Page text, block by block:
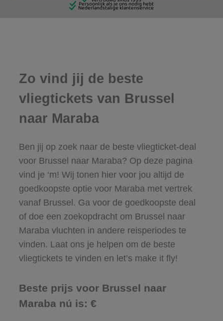
Zo vind jij de beste
vliegtickets van Brussel
naar Maraba
Ben jij op zoek naar de beste vliegticket-deal
voor Brussel naar Maraba? Op deze pagina
vind je ‘m! Wij tonen hier voor jou altijd de
goedkoopste optie voor Maraba met vertrek
vanaf Brussel. Ga voor de goedkoopste deal
of doe een zoekopdracht om Brussel naar
Maraba vluchten in andere reisperiodes te
vinden. Laat ons je helpen om de beste
vliegtickets te vinden en let’s make it fly!
Beste prijs voor Brussel naar
Maraba nú is: €